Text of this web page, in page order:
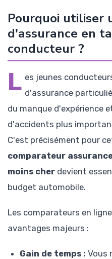
Pourquoi utiliser
d'assurance en
conducteur ?
L es jeunes
d'assurance
du manque d'expérience
d'accidents plus
C'est précisément pour
comparateur
moins cher devient
budget automobile.
Les comparateurs en
avantages majeurs :
Gain de temps : Vous